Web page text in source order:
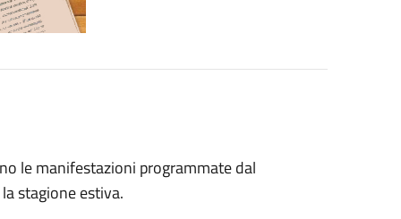
le manifestazioni programmate dal
stagione estiva.